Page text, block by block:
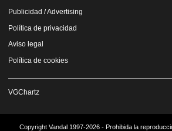
Publicidad / Advertising
Política de privacidad
Aviso legal
Política de cookies
VGChartz
Copyright Vandal 1997-2026 - Prohibida la